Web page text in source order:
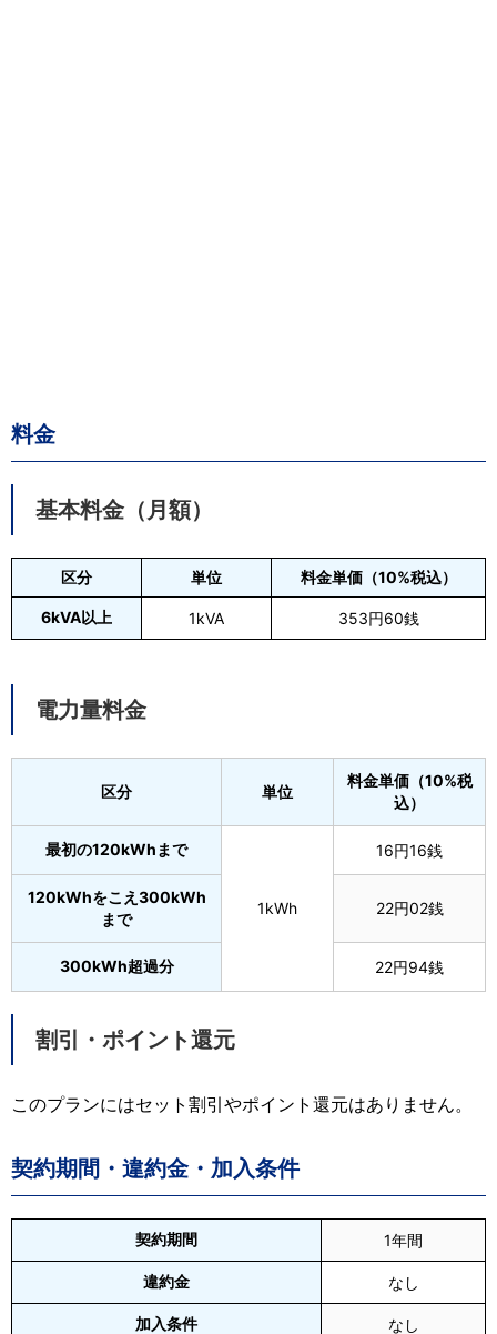
料金
基本料金（月額）
区分 単位 料金単価（10%税込）
6kVA以上 1kVA 353円60銭
電力量料金
区分 単位
料金単価（10%税
込）
最初の120kWhまで
1kWh
16円16銭
120kWhをこえ300kWh
まで
22円02銭
300kWh超過分 22円94銭
割引・ポイント還元
このプランにはセット割引やポイント還元はありません。
契約期間・違約金・加入条件
契約期間 1年間
違約金 なし
加入条件 なし